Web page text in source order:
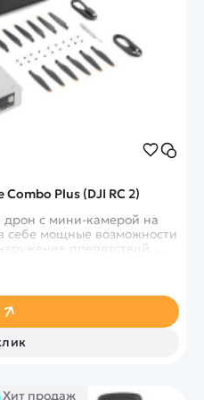
Plus (DJI RC 2)
с мини-камерой на
себе мощные возможности
препятствий,
еще больше
Хит продаж